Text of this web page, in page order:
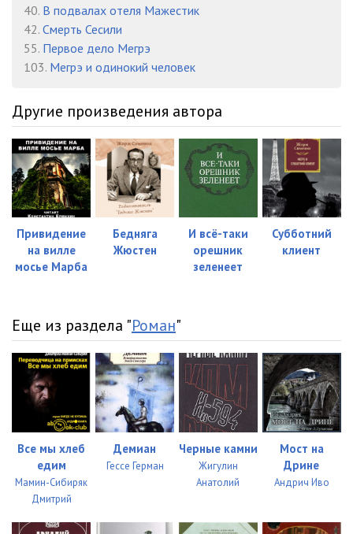
40. В подвалах отеля Мажестик
42. Смерть Сесили
55. Первое дело Мегрэ
103. Мегрэ и одинокий человек
Другие произведения автора
Привидение
на вилле
мосье Марба
Бедняга
Жюстен
И всё-таки
орешник
зеленеет
Субботний
клиент
Еще из раздела "Роман"
Все мы хлеб
едим
Мамин-Сибиряк
Дмитрий
Демиан
Гессе Герман
Черные камни
Жигулин
Анатолий
Мост на
Дрине
Андрич Иво